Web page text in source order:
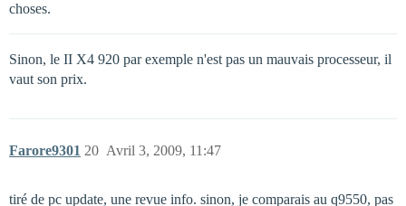
choses.
Sinon, le II X4 920 par exemple n'est pas un mauvais processeur, il
vaut son prix.
Farore9301 Avril 3, 2009, 11:47
20
tiré de pc update, une revue info. sinon, je comparais au q9550, pas